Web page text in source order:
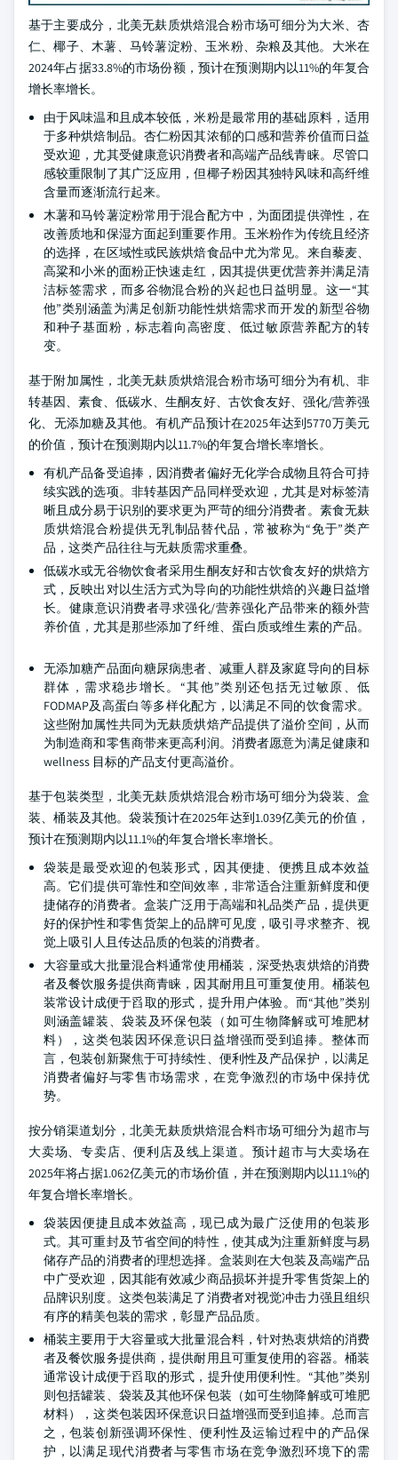
基于主要成分，北美无麸质烘焙混合粉市场可细分为大米、杏
仁、椰子、木薯、马铃薯淀粉、玉米粉、杂粮及其他。大米在
2024年占据33.8%的市场份额，预计在预测期内以11%的年复合
增长率增长。
由于风味温和且成本较低，米粉是最常用的基础原料，适用
于多种烘焙制品。杏仁粉因其浓郁的口感和营养价值而日益
受欢迎，尤其受健康意识消费者和高端产品线青睐。尽管口
感较重限制了其广泛应用，但椰子粉因其独特风味和高纤维
含量而逐渐流行起来。
木薯和马铃薯淀粉常用于混合配方中，为面团提供弹性，在
改善质地和保湿方面起到重要作用。玉米粉作为传统且经济
的选择，在区域性或民族烘焙食品中尤为常见。来自藜麦、
高粱和小米的面粉正快速走红，因其提供更优营养并满足清
洁标签需求，而多谷物混合粉的兴起也日益明显。这一“其
他”类别涵盖为满足创新功能性烘焙需求而开发的新型谷物
和种子基面粉，标志着向高密度、低过敏原营养配方的转
变。
基于附加属性，北美无麸质烘焙混合粉市场可细分为有机、非
转基因、素食、低碳水、生酮友好、古饮食友好、强化/营养强
化、无添加糖及其他。有机产品预计在2025年达到5770万美元
的价值，预计在预测期内以11.7%的年复合增长率增长。
有机产品备受追捧，因消费者偏好无化学合成物且符合可持
续实践的选项。非转基因产品同样受欢迎，尤其是对标签清
晰且成分易于识别的要求更为严苛的细分消费者。素食无麸
质烘焙混合粉提供无乳制品替代品，常被称为“免于”类产
品，这类产品往往与无麸质需求重叠。
低碳水或无谷物饮食者采用生酮友好和古饮食友好的烘焙方
式，反映出对以生活方式为导向的功能性烘焙的兴趣日益增
长。健康意识消费者寻求强化/营养强化产品带来的额外营
养价值，尤其是那些添加了纤维、蛋白质或维生素的产品。
无添加糖产品面向糖尿病患者、减重人群及家庭导向的目标
群体，需求稳步增长。“其他”类别还包括无过敏原、低
FODMAP及高蛋白等多样化配方，以满足不同的饮食需求。
这些附加属性共同为无麸质烘焙产品提供了溢价空间，从而
为制造商和零售商带来更高利润。消费者愿意为满足健康和
wellness 目标的产品支付更高溢价。
基于包装类型，北美无麸质烘焙混合粉市场可细分为袋装、盒
装、桶装及其他。袋装预计在2025年达到1.039亿美元的价值，
预计在预测期内以11.1%的年复合增长率增长。
袋装是最受欢迎的包装形式，因其便捷、便携且成本效益
高。它们提供可靠性和空间效率，非常适合注重新鲜度和便
捷储存的消费者。盒装广泛用于高端和礼品类产品，提供更
好的保护性和零售货架上的品牌可见度，吸引寻求整齐、视
觉上吸引人且传达品质的包装的消费者。
大容量或大批量混合料通常使用桶装，深受热衷烘焙的消费
者及餐饮服务提供商青睐，因其耐用且可重复使用。桶装包
装常设计成便于舀取的形式，提升用户体验。而“其他”类别
则涵盖罐装、袋装及环保包装（如可生物降解或可堆肥材
料），这类包装因环保意识日益增强而受到追捧。整体而
言，包装创新聚焦于可持续性、便利性及产品保护，以满足
消费者偏好与零售市场需求，在竞争激烈的市场中保持优
势。
按分销渠道划分，北美无麸质烘焙混合料市场可细分为超市与
大卖场、专卖店、便利店及线上渠道。预计超市与大卖场在
2025年将占据1.062亿美元的市场价值，并在预测期内以11.1%的
年复合增长率增长。
袋装因便捷且成本效益高，现已成为最广泛使用的包装形
式。其可重封及节省空间的特性，使其成为注重新鲜度与易
储存产品的消费者的理想选择。盒装则在大包装及高端产品
中广受欢迎，因其能有效减少商品损坏并提升零售货架上的
品牌识别度。这类包装满足了消费者对视觉冲击力强且组织
有序的精美包装的需求，彰显产品品质。
桶装主要用于大容量或大批量混合料，针对热衷烘焙的消费
者及餐饮服务提供商，提供耐用且可重复使用的容器。桶装
通常设计成便于舀取的形式，提升使用便利性。“其他”类别
则包括罐装、袋装及其他环保包装（如可生物降解或可堆肥
材料），这类包装因环保意识日益增强而受到追捧。总而言
之，包装创新强调环保性、便利性及运输过程中的产品保
护，以满足现代消费者与零售市场在竞争激烈环境下的需